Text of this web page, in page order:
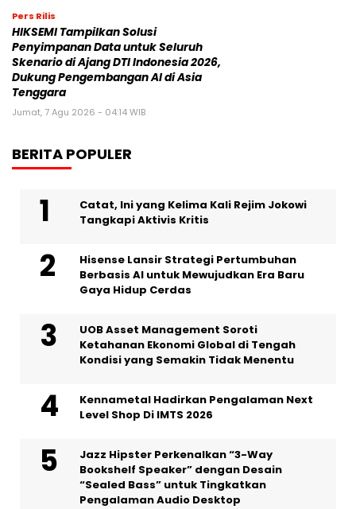
Pers Rilis
HIKSEMI Tampilkan Solusi
Penyimpanan Data untuk Seluruh
Skenario di Ajang DTI Indonesia 2026,
Dukung Pengembangan AI di Asia
Tenggara
Jumat, 7 Agu 2026 - 04:14 WIB
BERITA POPULER
Catat, Ini yang Kelima Kali Rejim Jokowi
Tangkapi Aktivis Kritis
Hisense Lansir Strategi Pertumbuhan
Berbasis AI untuk Mewujudkan Era Baru
Gaya Hidup Cerdas
UOB Asset Management Soroti
Ketahanan Ekonomi Global di Tengah
Kondisi yang Semakin Tidak Menentu
Kennametal Hadirkan Pengalaman Next
Level Shop Di IMTS 2026
Jazz Hipster Perkenalkan “3-Way
Bookshelf Speaker” dengan Desain
“Sealed Bass” untuk Tingkatkan
Pengalaman Audio Desktop